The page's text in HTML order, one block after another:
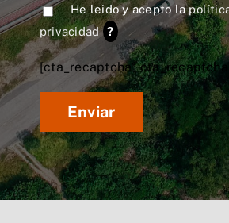
He leido y acepto la
privacidad ?
[cta_recaptcha* cta_recaptcha]